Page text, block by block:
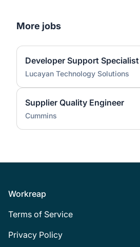
More jobs
Developer Support Specialist
Lucayan Technology Solutions
Supplier Quality Engineer
Cummins
Footer
Workreap
Terms of Service
Privacy Policy